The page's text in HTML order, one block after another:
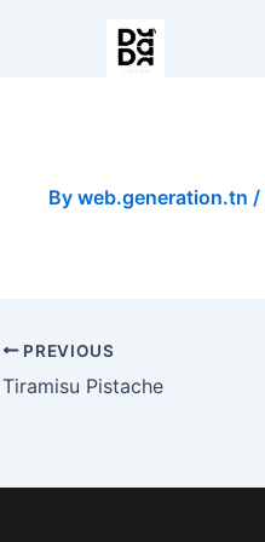
By web.generation.tn /
PREVIOUS
Tiramisu Pistache